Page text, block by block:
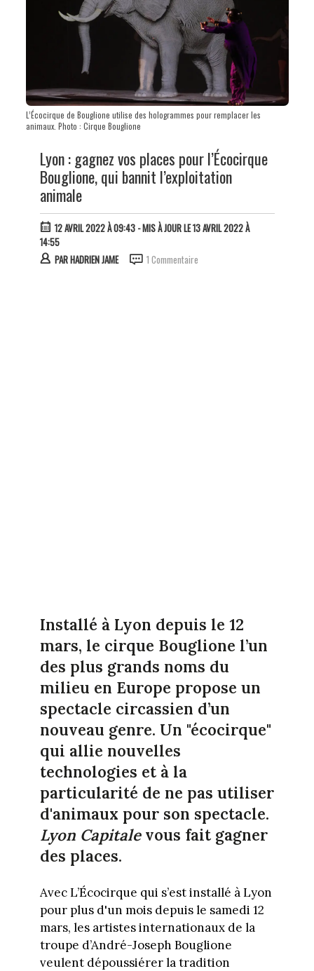
L’Écocirque de Bouglione utilise des hologrammes pour remplacer les
animaux. Photo : Cirque Bouglione
Lyon : gagnez vos places pour l’Écocirque
Bouglione, qui bannit l’exploitation
animale
12 AVRIL 2022 À 09:43- MIS À JOUR LE 13 AVRIL 2022 À
14:55
PARHADRIEN JAME 1 Commentaire
Installé à Lyon depuis le 12
mars, le cirque Bouglione l’un
des plus grands noms du
milieu en Europe propose un
spectacle circassien d’un
nouveau genre. Un "écocirque"
qui allie nouvelles
technologies et à la
particularité de ne pas utiliser
d'animaux pour son spectacle.
Lyon Capitalevous fait gagner
des places.
Avec L’Écocirque qui s’est installé à Lyon
pour plus d'un mois depuis le samedi 12
mars, les artistes internationaux de la
troupe d’André-Joseph Bouglione
veulent dépoussiérer la tradition